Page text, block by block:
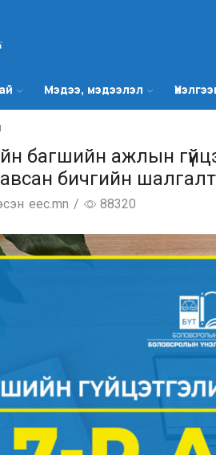
Мэдээ, мэдээлэл
багшийн ажлын
бичгийн
eec.mn / 88320